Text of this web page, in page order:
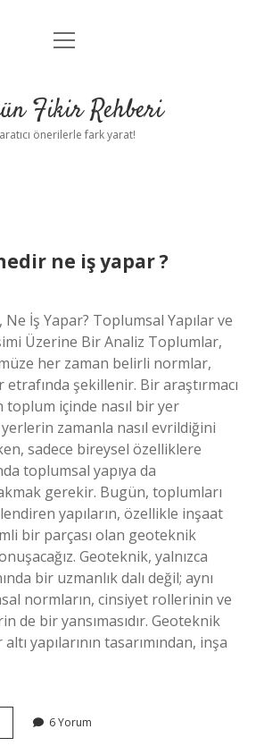
Gizlilik Politikası
Yasal Uyarı
menüyü
Fikir Rehberi
önerilerle fark yarat!
ne iş yapar ?
İş Yapar? Toplumsal Yapılar ve
Üzerine Bir Analiz Toplumlar,
her zaman belirli normlar,
şekillenir. Bir araştırmacı
içinde nasıl bir yer
zamanla nasıl evrildiğini
sadece bireysel özelliklere
toplumsal yapıya da
gerekir. Bugün, toplumları
yapıların, özellikle inşaat
bir parçası olan geoteknik
Geoteknik, yalnızca
bir uzmanlık dalı değil; aynı
normların, cinsiyet rollerinin ve
de bir yansımasıdır. Geoteknik
yapılarının tasarımından, inşa
Geoteknik 6 Yorum